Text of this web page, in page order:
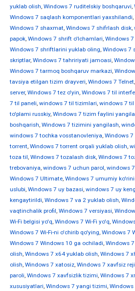
yuklab olish, Windows 7 ruditelskiy boshqaruvi,
Windows 7 saqlash komponentlari yaxshilandi,
Windows 7 shaxmat, Windows 7 shifrlash disk,
papok, Windows 7 shrift o'lchamlari, Windows
Windows 7 shriftlarini yuklab oling, Windows 7
skriptlar, Windows 7 tahririyati jamoasi,
Windows 7 tarmoq boshqaruv markazi,
tavsiya etilgan tizim drayveri, Windows 7 Telnet,
server, Windows 7 tez o'yin, Windows 7 til
7 til paneli, windows 7 til tizimlari, windows 7
to'plami russkiy, Windows 7 tizim faylini
boshqarish, Windows 7 tizimini yangilash,
windows 7 tochka vosstanovleniya, Windows
torrent, Windows 7 torrent orqali yuklab olish,
toza til, Windows 7 tozalash disk, Windows 7
trebovaniya, windows 7 uchun parol, windows
Windows 7 Ultimate, Windows 7 umumiy
uslubi, Windows 7 uy bazasi, windows 7 uy
kengaytirildi, Windows 7 va 2 yuklab olish,
vaqtinchalik profil, Windows 7 versiyasi,
Wi-Fi belgisi yo'q, Windows 7 Wi-Fi yo'q,
Windows 7 Wi-Fi-ni o'chirib qo'ying, Windows 7
Windows 7 Windows 10 ga ochiladi, Windows
olish, Windows 7 x64 yuklab olish, Windows 7
olish, Windows 7 xatosiz, Windows 7 xavfsiz
paroli, Windows 7 xavfsizlik tizimi, Windows 7
xususiyatlari, Windows 7 yangi tizimi,